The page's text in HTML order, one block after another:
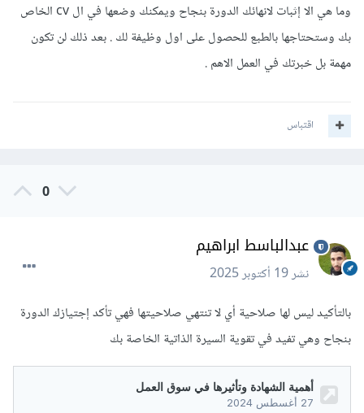
وما هي الا إثبات لانهائك الدورة بنجاح ويمكنك وضعها في ال cv الخاص
بك وستحتاجها بالطبع للحصول على اول وظيفة لك . بعد ذلك لن تكون
مهمة بل خبرتك في العمل الاهم .
اقتباس
0
عبدالباسط ابراهيم
نشر19 أكتوبر 2025
بالتأكيد ليس لها صلاحية أي لا تنتهي صلاحيتها فهي تأكد إجتيازك الدورة
بنجاح وهي تفيد في تقوية السيرة الذاتية الخاصة بك